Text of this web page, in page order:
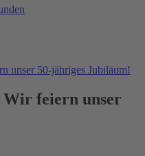
unser 50-jähriges Jubiläum!
feiern unser